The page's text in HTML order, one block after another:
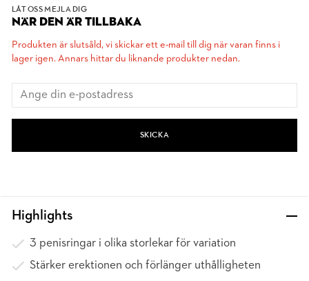
LÅT OSS MEJLA DIG
NÄR DEN ÄR TILLBAKA
Produkten är slutsåld, vi skickar ett e-mail till dig när varan finns i
lager igen. Annars hittar du liknande produkter nedan.
SKICKA
Highlights
3 penisringar i olika storlekar för variation
Stärker erektionen och förlänger uthålligheten